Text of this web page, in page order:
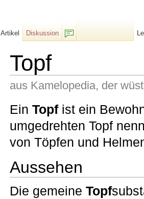
Topf
aus Kamelopedia, der
Ein Topfist ein
umgedrehten Topf
von Töpfen und
Aussehen
Die gemeine Topf
Artikel
Diskussion